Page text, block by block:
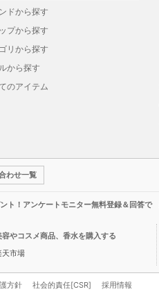
ドから探す
プから探す
リから探す
から探す
のアイテム
わせ一覧
ト！アンケートモニター無料登録＆回答で
容やコスメ商品、香水を購入する
天市場
方針 社会的責任[CSR] 採用情報